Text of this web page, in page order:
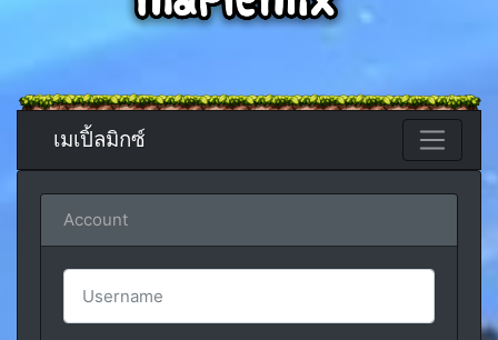
เมเปิ้ลมิกซ์
Account